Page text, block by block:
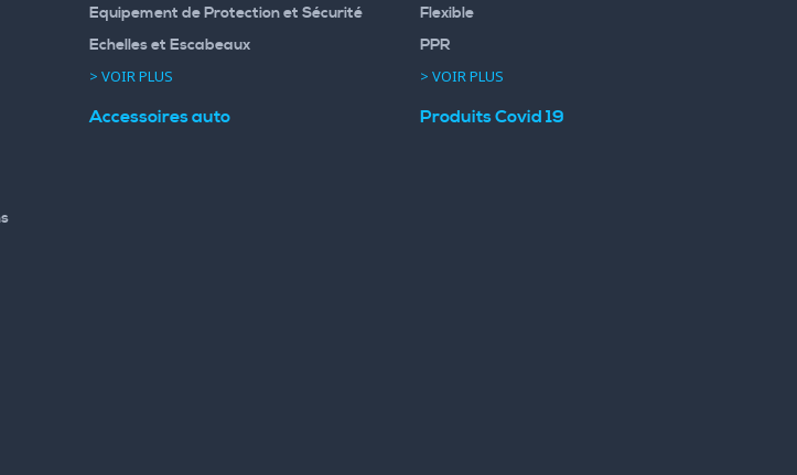
Equipement de Protection et Sécurité
Echelles et Escabeaux
> VOIR PLUS
Flexible
PPR
> VOIR PLUS
Accessoires auto Produits Covid 19